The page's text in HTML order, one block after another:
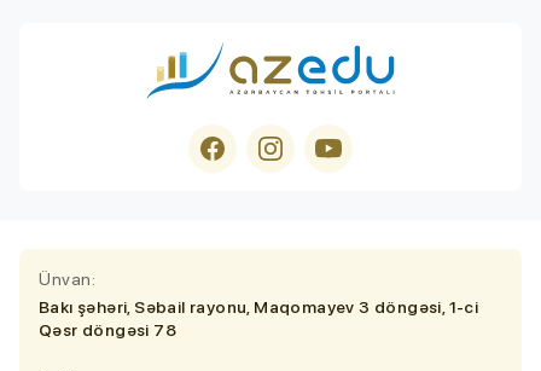
Ünvan:
Bakı şəhəri, Səbail rayonu, Maqomayev 3 döngəsi, 1-ci
Qəsr döngəsi 78